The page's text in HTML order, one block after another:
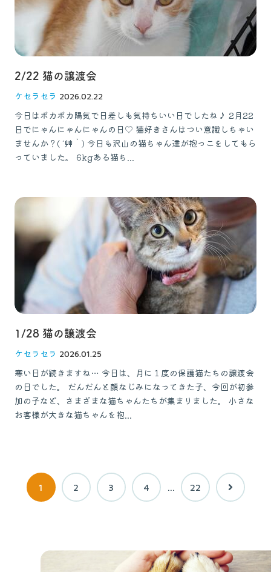
2/22 猫の譲渡会
ケセラセラ 2026.02.22
今日はポカポカ陽気で日差しも気持ちいい日でしたね♪ 2月22
日でにゃんにゃんにゃんの日♡ 猫好きさんはつい意識しちゃい
ませんか？( ´艸｀) 今日も沢山の猫ちゃん達が抱っこをしてもら
っていました。 6kgある猫ち...
1/28 猫の譲渡会
ケセラセラ 2026.01.25
寒い日が続きますね… 今日は、月に１度の保護猫たちの譲渡会
の日でした。 だんだんと顔なじみになってきた子、今回が初参
加の子など、さまざまな猫ちゃんたちが集まりました。 小さな
お客様が大きな猫ちゃんを抱...
1 2 3 4 … 22